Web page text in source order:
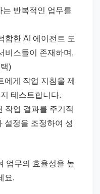
는 반복적인 업무를
합한 AI 에이전트 도
비스들이 존재하며,
)
에게 작업 지침을 제
테스트합니다.
작업 결과를 주기적
설정을 조정하여 성
업무의 효율성을 높
요.